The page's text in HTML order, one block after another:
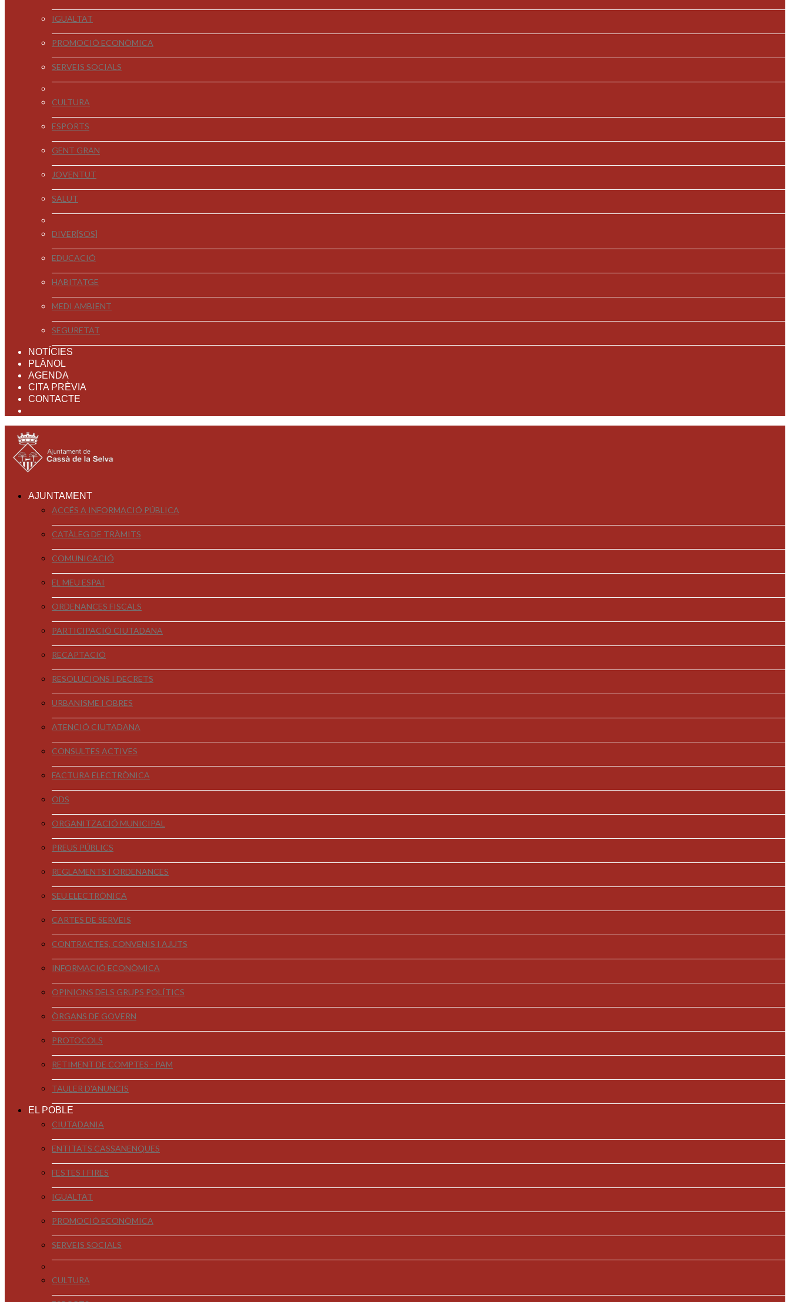
IGUALTAT
PROMOCIÓ ECONÒMICA
SERVEIS SOCIALS
CULTURA
ESPORTS
GENT GRAN
JOVENTUT
SALUT
DIVER[SOS]
EDUCACIÓ
HABITATGE
MEDI AMBIENT
SEGURETAT
NOTÍCIES
PLÀNOL
AGENDA
CITA PRÈVIA
CONTACTE
AJUNTAMENT
ACCÉS A INFORMACIÓ PÚBLICA
CATÀLEG DE TRÀMITS
COMUNICACIÓ
EL MEU ESPAI
ORDENANCES FISCALS
PARTICIPACIÓ CIUTADANA
RECAPTACIÓ
RESOLUCIONS I DECRETS
URBANISME I OBRES
ATENCIÓ CIUTADANA
CONSULTES ACTIVES
FACTURA ELECTRÒNICA
ODS
ORGANITZACIÓ MUNICIPAL
PREUS PÚBLICS
REGLAMENTS I ORDENANCES
SEU ELECTRÒNICA
CARTES DE SERVEIS
CONTRACTES, CONVENIS I AJUTS
INFORMACIÓ ECONÒMICA
OPINIONS DELS GRUPS POLÍTICS
ÒRGANS DE GOVERN
PROTOCOLS
RETIMENT DE COMPTES - PAM
TAULER D'ANUNCIS
EL POBLE
CIUTADANIA
ENTITATS CASSANENQUES
FESTES I FIRES
IGUALTAT
PROMOCIÓ ECONÒMICA
SERVEIS SOCIALS
CULTURA